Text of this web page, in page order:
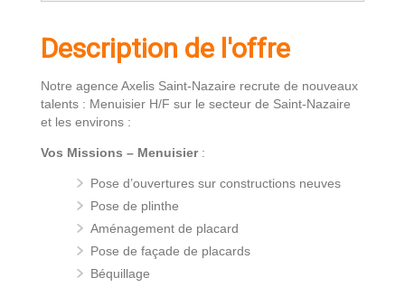
Description de l'offre
Notre agence Axelis Saint-Nazaire recrute de nouveaux
talents : Menuisier H/F sur le secteur de Saint-Nazaire
et les environs :
Vos Missions – Menuisier:
Pose d’ouvertures sur constructions neuves
Pose de plinthe
Aménagement de placard
Pose de façade de placards
Béquillage